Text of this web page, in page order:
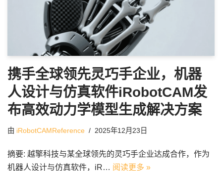
携手全球领先灵巧手企业，机器
人设计与仿真软件iRobotCAM发
布高效动力学模型生成解决方案
由 iRobotCAMReference 2025年12月23日
摘要: 越擎科技与某全球领先的灵巧手企业达成合作，作为
机器人设计与仿真软件，iR… 阅读更多 »